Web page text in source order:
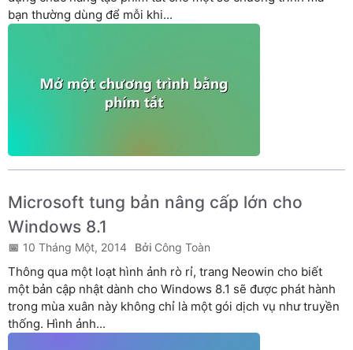
bạn thường dùng để mỗi khi...
Microsoft tung bản nâng cấp lớn cho
Windows 8.1
10 Tháng Một, 2014 Công Toàn
Thông qua một loạt hình ảnh rò rỉ, trang Neowin cho biết
một bản cập nhật dành cho Windows 8.1 sẽ được phát hành
trong mùa xuân này không chỉ là một gói dịch vụ như truyền
thống. Hình ảnh...